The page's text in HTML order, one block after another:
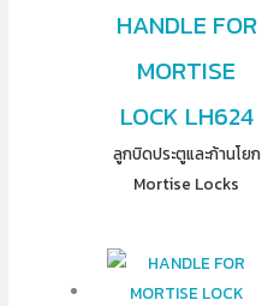
HANDLE FOR
MORTISE
LOCK LH624
ลูกบิดประตูและก้านโยก
Mortise Locks